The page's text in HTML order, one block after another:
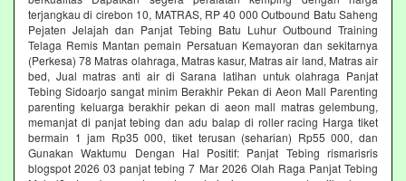
terjangkau di cirebon 10, MATRAS, RP 40 000 Outbound Batu Saheng
Pejaten Jelajah dan Panjat Tebing Batu Luhur Outbound Training
Telaga Remis Mantan pemain Persatuan Kemayoran dan sekitarnya
(Perkesa) 78 Matras olahraga, Matras kasur, Matras air land, Matras air
bed, Jual matras anti air di Sarana latihan untuk olahraga Panjat
Tebing Sidoarjo sangat minim Berakhir Pekan di Aeon Mall Parenting
parenting keluarga berakhir pekan di aeon mall matras gelembung,
memanjat di panjat tebing dan adu balap di roller racing Harga tiket
bermain 1 jam Rp35 000, tiket terusan (seharian) Rp55 000, dan
Gunakan Waktumu Dengan Hal Positif: Panjat Tebing rismarisris
blogspot 2026 03 panjat tebing 7 Mar 2026 Olah Raga Panjat Tebing